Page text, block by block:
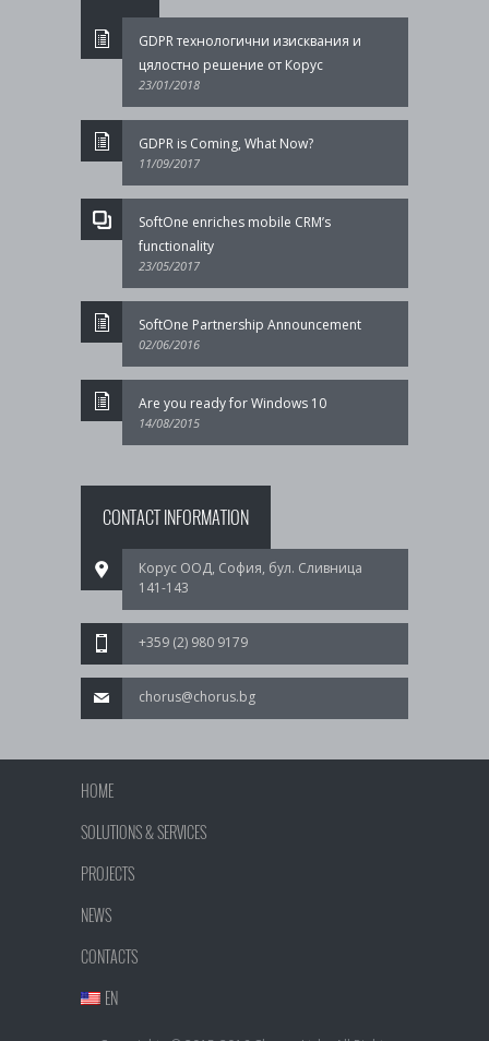
GDPR технологични изисквания и
цялостно решение от Корус
23/01/2018
GDPR is Coming, What Now?
11/09/2017
SoftOne enriches mobile CRM’s
functionality
23/05/2017
SoftOne Partnership Announcement
02/06/2016
Are you ready for Windows 10
14/08/2015
CONTACT INFORMATION
Корус ООД, София, бул. Сливница
141-143
+359 (2) 980 9179
chorus@chorus.bg
HOME
SOLUTIONS & SERVICES
PROJECTS
NEWS
CONTACTS
EN